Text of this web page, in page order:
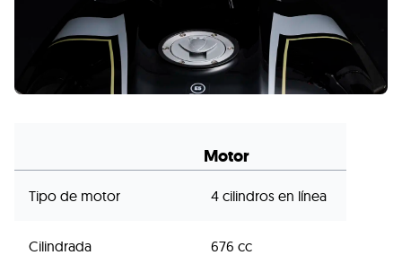
Motor
Tipo de motor 4 cilindros en línea
Cilindrada 676 cc